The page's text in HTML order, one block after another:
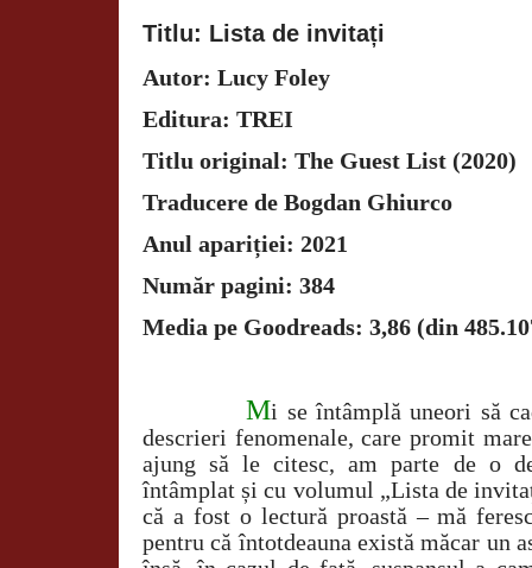
Titlu: Lista de invitați
Autor: Lucy Foley
Editura: TREI
Titlu original: The Guest List (2020)
Traducere de Bogdan Ghiurco
Anul apariției: 2021
Număr pagini: 384
Media pe Goodreads: 3,86 (din
Mi se întâmplă uneori să
descrieri fenomenale, care promit
ajung să le citesc, am parte de o
întâmplat și cu volumul „Lista de
că a fost o lectură proastă – mă
pentru că întotdeauna există măcar un